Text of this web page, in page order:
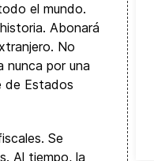
el mundo.
Abonará
No
nunca por una
de Estados
Se
Al tiempo, la